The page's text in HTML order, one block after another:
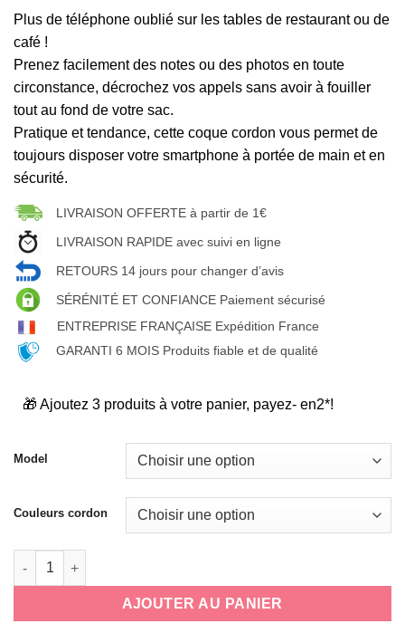
Plus de téléphone oublié sur les tables de restaurant ou de
café !
Prenez facilement des notes ou des photos en toute
circonstance, décrochez vos appels sans avoir à fouiller
tout au fond de votre sac.
Pratique et tendance, cette coque cordon vous permet de
toujours disposer votre smartphone à portée de main et en
sécurité.
LIVRAISON OFFERTE à partir de 1€
LIVRAISON RAPIDE avec suivi en ligne
RETOURS 14 jours pour changer d’avis
SÉRÉNITÉ ET CONFIANCE Paiement sécurisé
ENTREPRISE FRANÇAISE Expédition France
GARANTI 6 MOIS Produits fiable et de qualité
🎁 Ajoutez 3 produits à votre panier, payez- en2*!
Model
Couleurs cordon
quantité de coque cordon vert tour de cou/bandoulière pour
AJOUTER AU PANIER